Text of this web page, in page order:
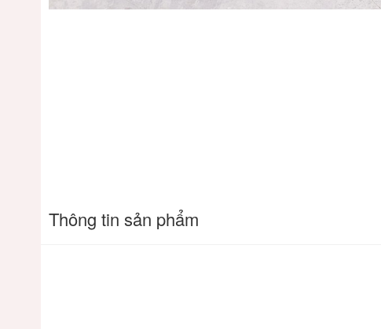
Thông tin sản phẩm